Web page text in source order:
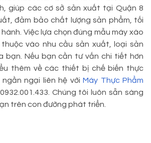
giúp các cơ sở sản xuất tại Quận 8
đảm bảo chất lượng sản phẩm, tối
Việc lựa chọn đúng mẫu máy xào
vào nhu cầu sản xuất, loại sản
bạn. Nếu bạn cần tư vấn chi tiết hơn
thêm về các thiết bị chế biến thực
ngại liên hệ với Máy Thực Phẩm
Chúng tôi luôn sẵn sàng
trên con đường phát triển.